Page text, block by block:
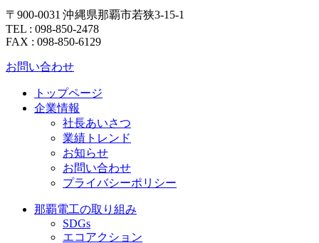
〒900-0031 沖縄県那覇市若狭3-15-1
TEL : 098-850-2478
FAX : 098-850-6129
お問い合わせ
トップページ
企業情報
社長あいさつ
業績トレンド
お知らせ
お問い合わせ
プライバシーポリシー
那覇電工の取り組み
SDGs
エコアクション